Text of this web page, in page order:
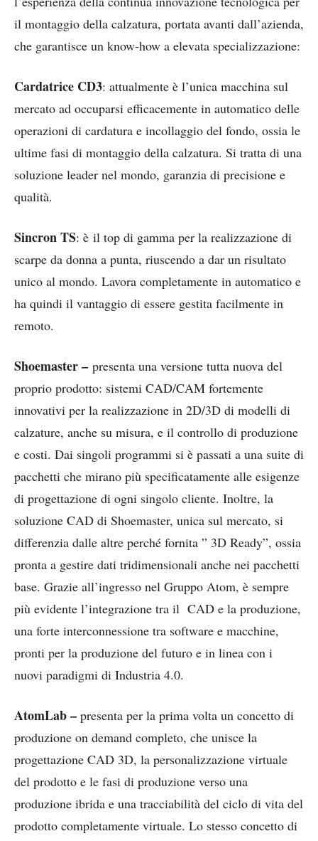
il montaggio della calzatura, portata avanti dall’azienda,
che garantisce un know-how a elevata specializzazione:
Cardatrice CD3: attualmente è l’unica macchina sul
mercato ad occuparsi efficacemente in automatico delle
operazioni di cardatura e incollaggio del fondo, ossia le
ultime fasi di montaggio della calzatura. Si tratta di una
soluzione leader nel mondo, garanzia di precisione e
qualità.
SincronTS: è il top di gamma per la realizzazione di
scarpe da donna a punta, riuscendo a dar un risultato
unico al mondo. Lavora completamente in automatico e
ha quindi il vantaggio di essere gestita facilmente in
remoto.
Shoemaster – presenta una versione tutta nuova del
proprio prodotto: sistemi CAD/CAM fortemente
innovativi per la realizzazione in 2D/3D di modelli di
calzature, anche su misura, e il controllo di produzione
e costi. Dai singoli programmi si è passati a una suite di
pacchetti che mirano più specificatamente alle esigenze
di progettazione di ogni singolo cliente. Inoltre, la
soluzione CAD di Shoemaster, unica sul mercato, si
differenzia dalle altre perché fornita ” 3D Ready”, ossia
pronta a gestire dati tridimensionali anche nei pacchetti
base. Grazie all’ingresso nel Gruppo Atom, è sempre
più evidente l’integrazione tra il CAD e la produzione,
una forte interconnessione tra software e macchine,
pronti per la produzione del futuro e in linea con i
nuovi paradigmi di Industria 4.0.
AtomLab – presenta per la prima volta un concetto di
produzione on demand completo, che unisce la
progettazione CAD 3D, la personalizzazione virtuale
del prodotto e le fasi di produzione verso una
produzione ibrida e una tracciabilità del ciclo di vita del
prodotto completamente virtuale. Lo stesso concetto di